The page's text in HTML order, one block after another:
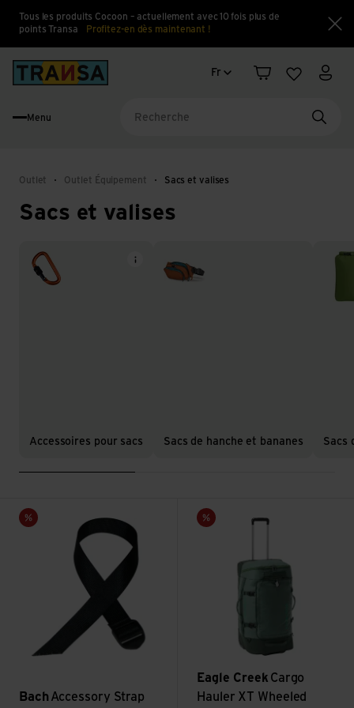
Tous les produits Cocoon – actuellement avec 10 fois plus de
points Transa
Profitez-en dès maintenant !
Changement de langue
Fr
PanierListe Mon
Menu
Outlet Outlet Équipement Sacs et valises
Sacs et valises
Accessoires pour sacs
Accessoires pour sacs
Sacs de hanche et bananes Sacs
Sacs
Vente
Bach Accessory Strap
Voir Accessory Strap 25mm/75cm
Vente
Eagle Creek Cargo
Hauler XT Wheeled
Voir Cargo Hauler XT